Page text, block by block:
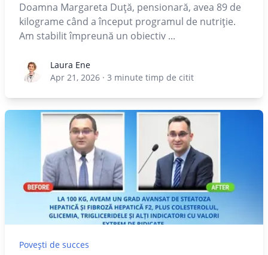
Doamna Margareta Duță, pensionară, avea 89 de
kilograme când a început programul de nutriție.
Am stabilit împreună un obiectiv ...
Laura EneLaura Ene
Apr 21, 2026 · 3 minute timp de citit
Povești de succes